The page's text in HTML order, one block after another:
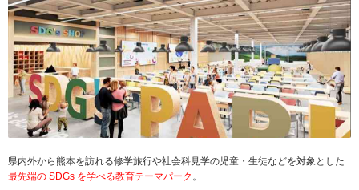
県内外から熊本を訪れる修学旅行や社会科見学の児童・生徒などを対象とした
最先端の SDGs を学べる教育テーマパーク 。